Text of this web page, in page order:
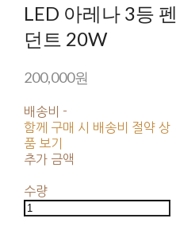
LED 아레나 3등 펜
던트 20W
200,000원
배송비 -
함께 구매 시 배송비 절약 상
품 보기
추가 금액
수량